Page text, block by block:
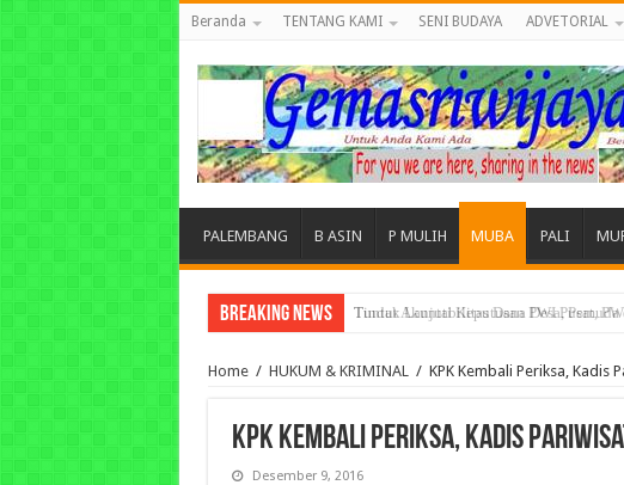
Beranda TENTANG KAMI SENI BUDAYA ADVETORIAL
PALEMBANG B ASIN P MULIH MUBA PALI
Breaking News Tuntut Akuntabilitas Dana Desa,
Home / HUKUM & KRIMINAL / KPK Kembali Periksa, Kadis
KPK Kembali Periksa, Kadis
Desember 9, 2016